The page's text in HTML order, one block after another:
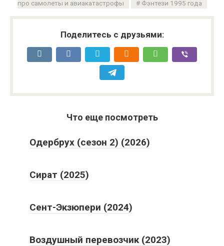
про самолеты и авиакатастрофы Фэнтези 1995 года
Поделитесь с друзьями:
Что еще посмотреть
Одербрух (сезон 2) (2026)
Сират (2025)
Сент-Экзюпери (2024)
Воздушный перевозчик (2023)